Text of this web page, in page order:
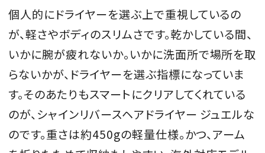
個人的にドライヤーを選ぶ上で重視しているの
が、軽さやボディのスリムさです。乾かしている間、
いかに腕が疲れないか。いかに洗面所で場所を取
らないかが、ドライヤーを選ぶ指標になっていま
す。そのあたりもスマートにクリアしてくれている
のが、シャインリバースヘアドライヤー ジュエルな
のです。重さは約450gの軽量仕様。かつ、アーム